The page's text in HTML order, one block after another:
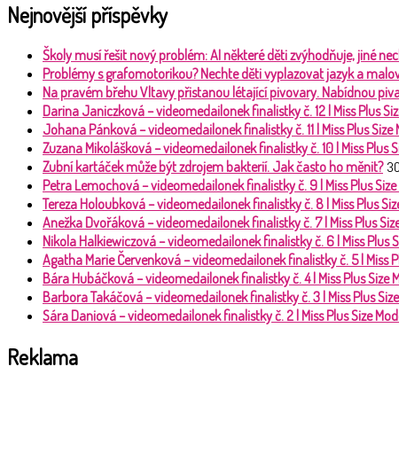
Nejnovější příspěvky
Školy musí řešit nový problém: AI některé děti zvýhodňuje, jiné
Problémy s grafomotorikou? Nechte děti vyplazovat jazyk a
Na pravém břehu Vltavy přistanou létající pivovary. Nabídnou
Darina Janiczková – videomedailonek finalistky č. 12 | Miss Plus
Johana Pánková – videomedailonek finalistky č. 11 | Miss Plus
Zuzana Mikolášková – videomedailonek finalistky č. 10 | Miss Plus
Zubní kartáček může být zdrojem bakterií. Jak často ho měnit?
Petra Lemochová – videomedailonek finalistky č. 9 | Miss Plus
Tereza Holoubková – videomedailonek finalistky č. 8 | Miss Plus
Anežka Dvořáková – videomedailonek finalistky č. 7 | Miss Plus
Nikola Halkiewiczová – videomedailonek finalistky č. 6 | Miss Plus
Agatha Marie Červenková – videomedailonek finalistky č. 5 | Miss
Bára Hubáčková – videomedailonek finalistky č. 4 | Miss Plus Size
Barbora Takáčová – videomedailonek finalistky č. 3 | Miss Plus
Sára Daniová – videomedailonek finalistky č. 2 | Miss Plus Size
Reklama